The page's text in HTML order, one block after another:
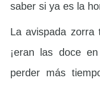
saber si ya es la
La avispada
¡eran las doce
perder más